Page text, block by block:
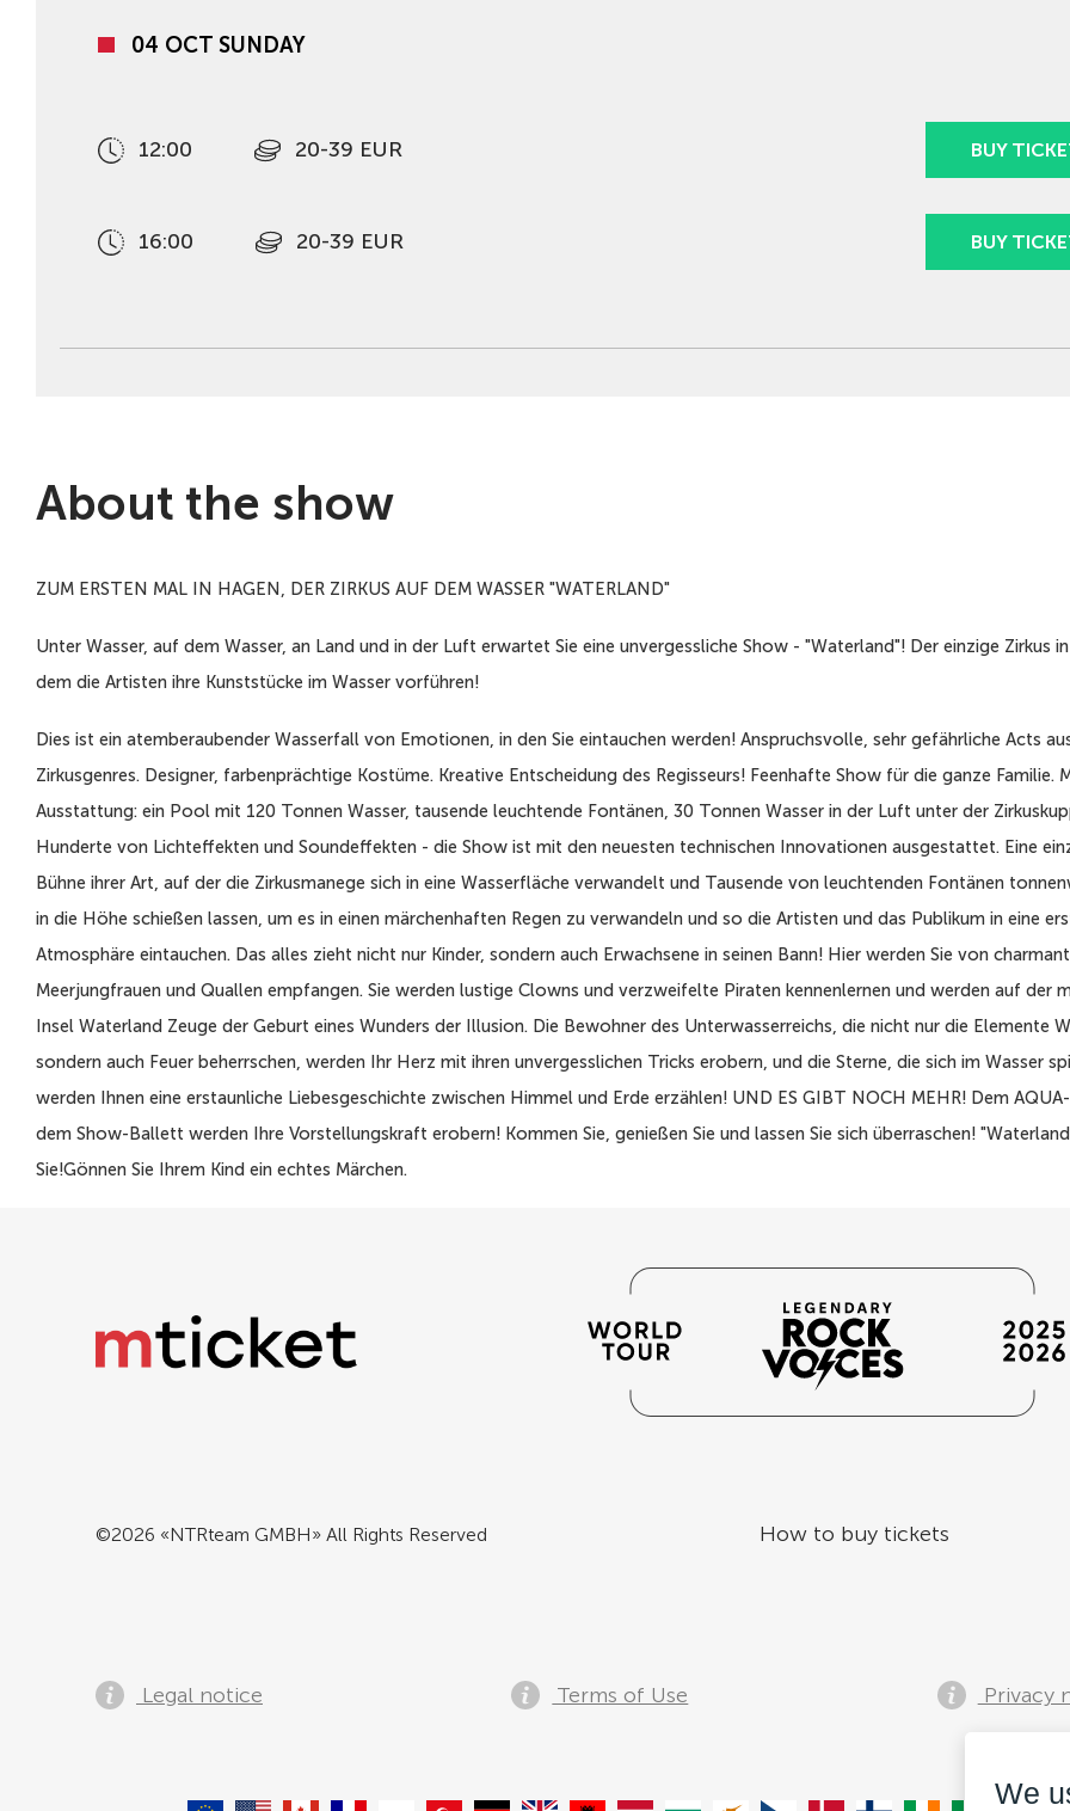
04 OCT SUNDAY
12:00 20-39 EUR BUY
16:00 20-39 EUR BUY
About the show
ZUM ERSTEN MAL IN HAGEN, DER ZIRKUS AUF DEM WASSER "WATERLAND"
Unter Wasser, auf dem Wasser, an Land und in der Luft erwartet Sie eine unvergessliche Show - "Waterland"! Der einzige Zirkus
dem die Artisten ihre Kunststücke im Wasser vorführen!
Dies ist ein atemberaubender Wasserfall von Emotionen, in den Sie eintauchen werden! Anspruchsvolle, sehr gefährliche Acts
Zirkusgenres. Designer, farbenprächtige Kostüme. Kreative Entscheidung des Regisseurs! Feenhafte Show für die ganze Familie.
Ausstattung: ein Pool mit 120 Tonnen Wasser, tausende leuchtende Fontänen, 30 Tonnen Wasser in der Luft unter der
Hunderte von Lichteffekten und Soundeffekten - die Show ist mit den neuesten technischen Innovationen ausgestattet. Eine
Bühne ihrer Art, auf der die Zirkusmanege sich in eine Wasserfläche verwandelt und Tausende von leuchtenden Fontänen
in die Höhe schießen lassen, um es in einen märchenhaften Regen zu verwandeln und so die Artisten und das Publikum in eine
Atmosphäre eintauchen. Das alles zieht nicht nur Kinder, sondern auch Erwachsene in seinen Bann! Hier werden Sie von
Meerjungfrauen und Quallen empfangen. Sie werden lustige Clowns und verzweifelte Piraten kennenlernen und werden auf der
Insel Waterland Zeuge der Geburt eines Wunders der Illusion. Die Bewohner des Unterwasserreichs, die nicht nur die Elemente
sondern auch Feuer beherrschen, werden Ihr Herz mit ihren unvergesslichen Tricks erobern, und die Sterne, die sich im Wasser
werden Ihnen eine erstaunliche Liebesgeschichte zwischen Himmel und Erde erzählen! UND ES GIBT NOCH MEHR! Dem
dem Show-Ballett werden Ihre Vorstellungskraft erobern! Kommen Sie, genießen Sie und lassen Sie sich überraschen!
Sie!Gönnen Sie Ihrem Kind ein echtes Märchen.
©2026 «NTRteam GMBH» All Rights Reserved How to buy tickets
Legal notice Terms of Use Privacy
We